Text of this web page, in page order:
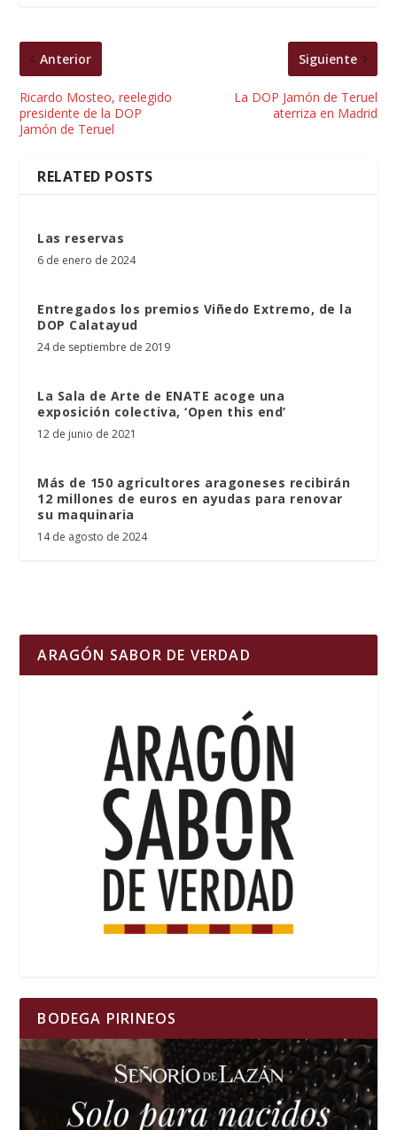
Anterior
Ricardo Mosteo, reelegido
presidente de la DOP
Jamón de Teruel
Siguiente
La DOP Jamón de Teruel
aterriza en Madrid
RELATED POSTS
Las reservas
6 de enero de 2024
Entregados los premios Viñedo Extremo, de la
DOP Calatayud
24 de septiembre de 2019
La Sala de Arte de ENATE acoge una
exposición colectiva, ‘Open this end’
12 de junio de 2021
Más de 150 agricultores aragoneses recibirán
12 millones de euros en ayudas para renovar
su maquinaria
14 de agosto de 2024
ARAGÓN SABOR DE VERDAD
BODEGA PIRINEOS